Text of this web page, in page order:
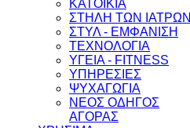
ΚΑΤΟΙΚΙΑ
ΣΤΗΛΗ ΤΩΝ ΙΑΤΡΩΝ
ΣΤΥΛ - ΕΜΦΑΝΙΣΗ
ΤΕΧΝΟΛΟΓΙΑ
ΥΓΕΙΑ - FITNESS
ΥΠΗΡΕΣΙΕΣ
ΨΥΧΑΓΩΓΙΑ
ΝΕΟΣ ΟΔΗΓΟΣ
ΑΓΟΡΑΣ